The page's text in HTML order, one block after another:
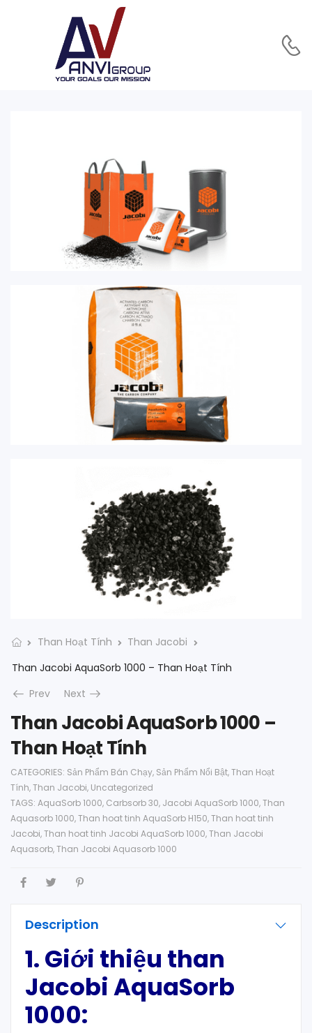
Than Hoạt Tính
Than Jacobi
Than Jacobi AquaSorb 1000 – Than Hoạt Tính
Prev
Next
Than Jacobi AquaSorb 1000 –
Than Hoạt Tính
CATEGORIES: Sản Phẩm Bán Chạy, Sản Phẩm Nổi Bật,Than Hoạt
Tính,Than Jacobi, Uncategorized
TAGS: AquaSorb 1000, Carbsorb 30, Jacobi AquaSorb 1000,Than
Aquasorb 1000,Than hoat tinh AquaSorb H150,Than hoat tinh
Jacobi,Than hoat tinh Jacobi AquaSorb 1000,Than Jacobi
Aquasorb,Than Jacobi Aquasorb 1000
Description
1. Giới thiệu than
Jacobi AquaSorb
1000: